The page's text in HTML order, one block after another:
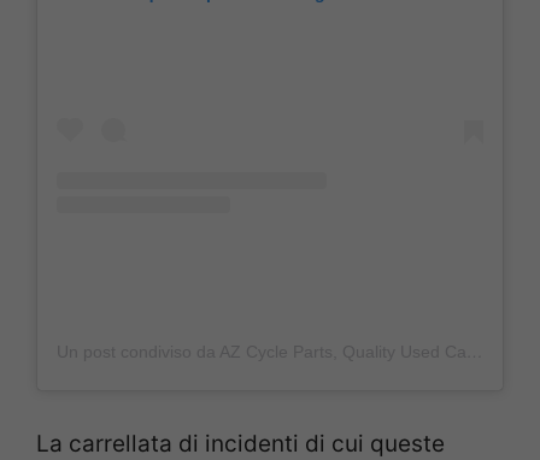
La carrellata di incidenti di cui queste